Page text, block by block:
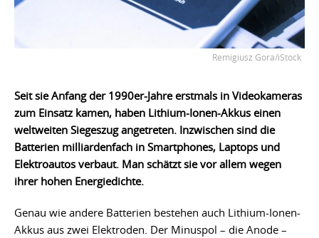
Remigiusz Gora/iStock
Seit sie Anfang der 1990er-Jahre erstmals in Videokameras
zum Einsatz kamen, haben Lithium-Ionen-Akkus einen
weltweiten Siegeszug angetreten. Inzwischen sind die
Batterien milliardenfach in Smartphones, Laptops und
Elektroautos verbaut. Man schätzt sie vor allem wegen
ihrer hohen Energiedichte.
Genau wie andere Batterien bestehen auch Lithium-Ionen-
Akkus aus zwei Elektroden. Der Minuspol – die Anode –